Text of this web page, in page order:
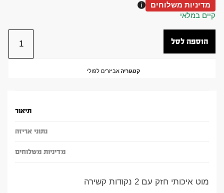
מדיניות משלוחים
קיים במלאי
הוספה לסל
קטגוריה אביזרים לפולי
תיאור
נתוני אריזה
מדיניות משלוחים
מוט איכותי חזק עם 2 נקודות קשירה